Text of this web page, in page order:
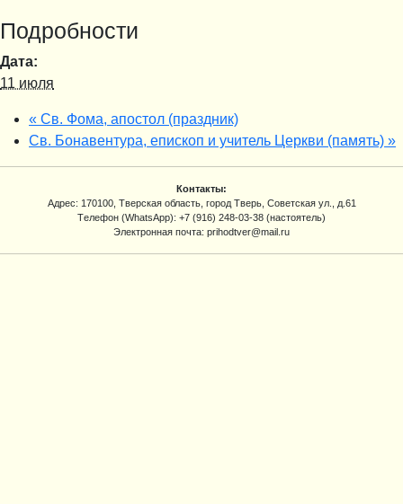
Подробности
Дата:
11 июля
« Св. Фома, апостол (праздник)
Св. Бонавентура, епископ и учитель Церкви (память) »
Контакты:
Адрес: 170100, Тверская область, город Тверь, Советская ул., д.61
Tелефон (WhatsApp): +7 (916) 248-03-38 (настоятель)
Электронная почта: prihodtver@mail.ru